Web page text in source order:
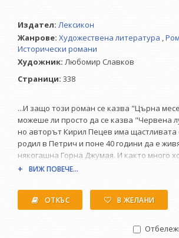
Издател: Лексикон
Жанрове: Художествена литература ,
Исторически романи
Художник: Любомир Славков
Страници: 338
...И защо този роман се казва "Църна
можеше ли просто да се казва "Червена
но авторът Кирил Пецев има щастливата
родил в Петрич и поне 40 години да е
някогашна Горна Джумая. И както много
това пространство по течението на
Македония. И за техните герои,
жертви. Всичко това в едно време,в
върне, на близките им да казват:
ВИЖ ПОВЕЧЕ...
ОТКЪС В ЖЕЛАНИ